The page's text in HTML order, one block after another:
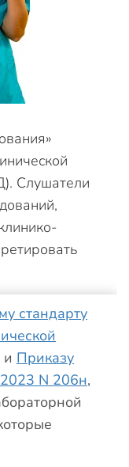
Слушатели
стандарту
и Приказу
N 206н,